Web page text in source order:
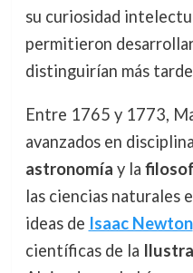
su curiosidad
permitieron
distinguirían más
Entre 1765 y 1773,
avanzados en
astronomía y la
las ciencias naturales
ideas de Isaac Newton
científicas de la